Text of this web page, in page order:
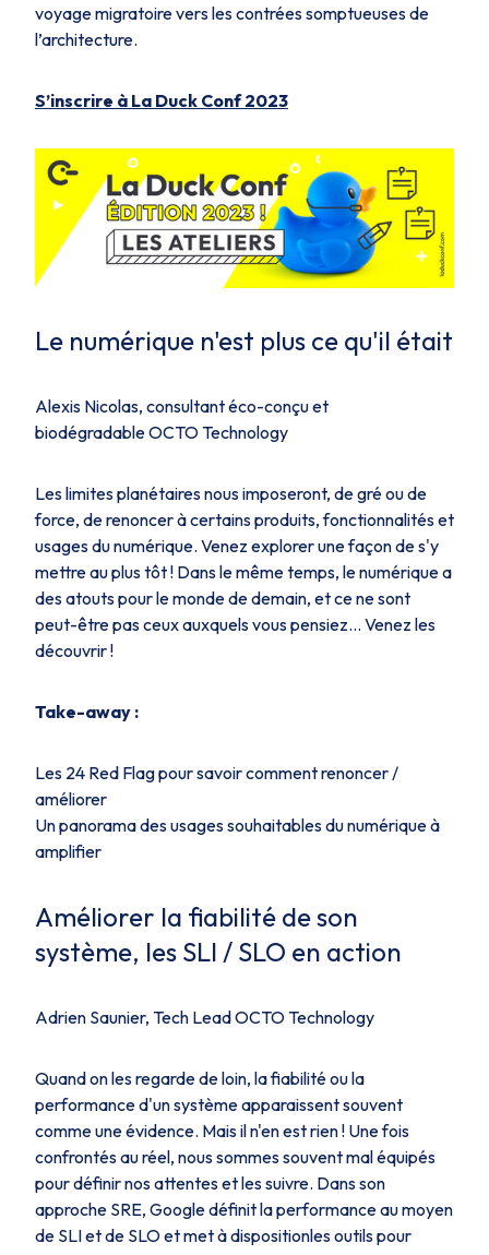
voyage migratoire vers les contrées somptueuses de
l’architecture.
S’inscrire à La Duck Conf 2023
Le numérique n'est plus ce qu'il était
Alexis Nicolas, consultant éco-conçu et
biodégradable OCTO Technology
Les limites planétaires nous imposeront, de gré ou de
force, de renoncer à certains produits, fonctionnalités et
usages du numérique. Venez explorer une façon de s'y
mettre au plus tôt ! Dans le même temps, le numérique a
des atouts pour le monde de demain, et ce ne sont
peut-être pas ceux auxquels vous pensiez... Venez les
découvrir !
Take-away :
Les 24 Red Flag pour savoir comment renoncer /
améliorer
Un panorama des usages souhaitables du numérique à
amplifier
Améliorer la fiabilité de son
système, les SLI / SLO en action
Adrien Saunier, Tech Lead OCTO Technology
Quand on les regarde de loin, la fiabilité ou la
performance d'un système apparaissent souvent
comme une évidence. Mais il n'en est rien ! Une fois
confrontés au réel, nous sommes souvent mal équipés
pour définir nos attentes et les suivre. Dans son
approche SRE, Google définit la performance au moyen
de SLI et de SLO et met à dispositionles outils pour